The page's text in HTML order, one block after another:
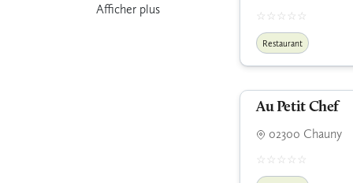
Afficher plus
Restaurant
Au Petit Chef
02300 Chauny